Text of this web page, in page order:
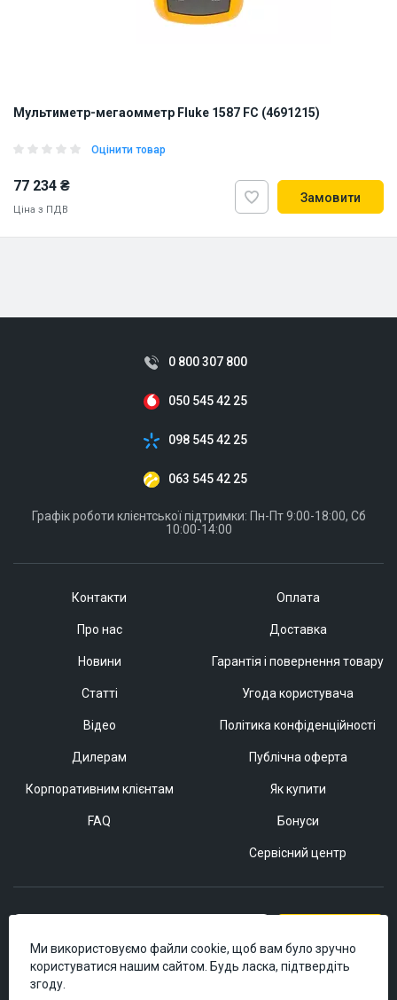
Мультиметр-мегаомметр Fluke 1587 FC (4691215)
Оцінити товар
77 234 ₴
Ціна з ПДВ
Замовити
Контакти
Про нас
Новини
Статті
Відео
Дилерам
Корпоративним клієнтам
FAQ
Оплата
Доставка
Гарантія і повернення товару
Угода користувача
Політика конфіденційності
Публічна оферта
Як купити
Бонуси
Сервісний центр
0 800 307 800
050 545 42 25
098 545 42 25
063 545 42 25
Графік роботи клієнтської підтримки: Пн-Пт 9:00-18:00, Сб
10:00-14:00
Ми використовуємо файли cookie, щоб вам було зручно
користуватися нашим сайтом. Будь ласка, підтвердіть
згоду.